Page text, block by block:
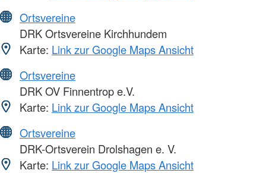
Ortsvereine
DRK Ortsvereine Kirchhundem
Karte: Link zur Google Maps Ansicht
Ortsvereine
DRK OV Finnentrop e.V.
Karte: Link zur Google Maps Ansicht
Ortsvereine
DRK-Ortsverein Drolshagen e. V.
Karte: Link zur Google Maps Ansicht